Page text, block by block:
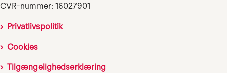
CVR-nummer: 16027901
Privatlivspolitik
Cookies
Tilgængelighedserklæring